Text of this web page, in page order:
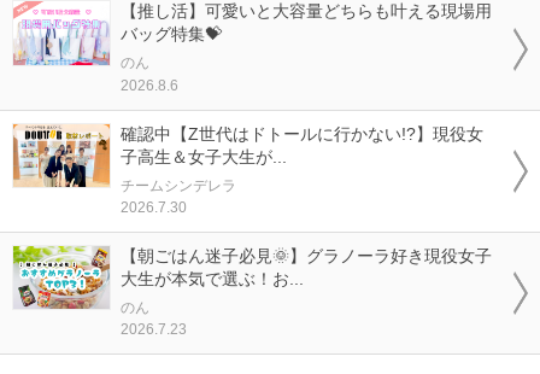
【推し活】可愛いと大容量どちらも叶える現場用
バッグ特集💝
のん
2026.8.6
確認中【Z世代はドトールに行かない!?】現役女
子高生＆女子大生が...
チームシンデレラ
2026.7.30
【朝ごはん迷子必見🌞】グラノーラ好き現役女子
大生が本気で選ぶ！お...
のん
2026.7.23